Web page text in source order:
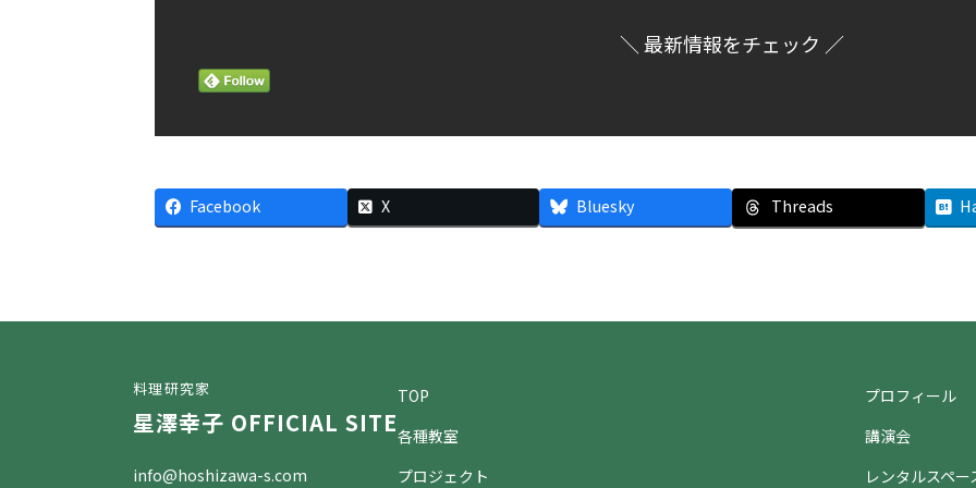
＼ 最新情報をチェック ／
Facebook X Bluesky Threads
料理研究家
星澤幸子 OFFICIAL SITE
info@hoshizawa-s.com
TOP
プロフィール
各種教室
講演会
プロジェクト
レンタルスペー